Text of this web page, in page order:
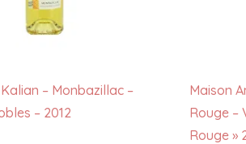
– Monbazillac –
– 2012
Maison
Rouge –
Rouge »